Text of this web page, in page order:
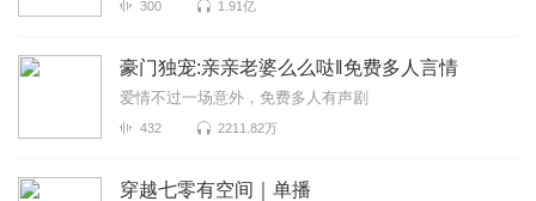
300 1.91亿
豪门独宠:亲亲老婆么么哒‖免费多人言情
爱情不过一场意外，免费多人有声剧
432 2211.82万
穿越七零有空间｜单播